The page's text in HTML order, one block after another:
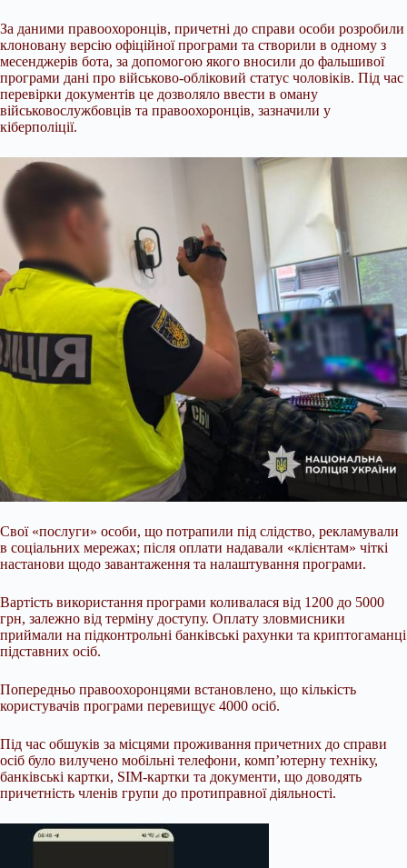
За даними правоохоронців, причетні до справи особи розробили
клоновану версію офіційної програми та створили в одному з
месенджерів бота, за допомогою якого вносили до фальшивої
програми дані про військово-обліковий статус чоловіків. Під час
перевірки документів це дозволяло ввести в оману
військовослужбовців та правоохоронців, зазначили у
кіберполіції.
Свої «послуги» особи, що потрапили під слідство, рекламували
в соціальних мережах; після оплати надавали «клієнтам» чіткі
настанови щодо завантаження та налаштування програми.
Вартість використання програми коливалася від 1200 до 5000
грн, залежно від терміну доступу. Оплату зловмисники
приймали на підконтрольні банківські рахунки та криптогаманці
підставних осіб.
Попередньо правоохоронцями встановлено, що кількість
користувачів програми перевищує 4000 осіб.
Під час обшуків за місцями проживання причетних до справи
осіб було вилучено мобільні телефони, комп’ютерну техніку,
банківські картки, SIM-картки та документи, що доводять
причетність членів групи до протиправної діяльності.